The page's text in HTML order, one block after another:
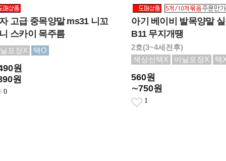
고급 중목양말 ms31 니꼬
스카이 목주름
포장X 택O
원
원
0
아기 베이비 발목양말
B11 무지개땡
2호(3~4세전후)
색상선택X
비닐포장X 택
560원
∼750원
1